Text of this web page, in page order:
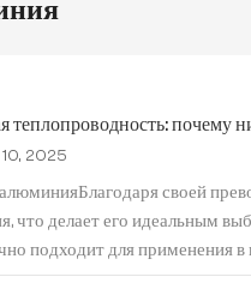
теплопроводность: почему
10, 2025
своей
что делает его идеальным
подходит для применения в